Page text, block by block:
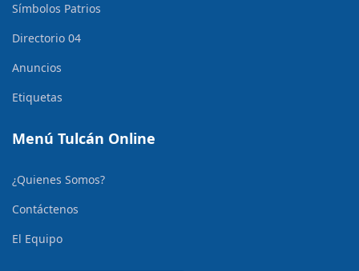
Símbolos Patrios
Directorio 04
Anuncios
Etiquetas
Menú Tulcán Online
¿Quienes Somos?
Contáctenos
El Equipo